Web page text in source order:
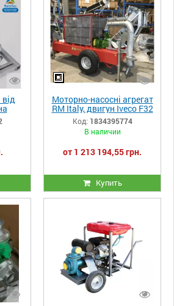
від
Моторно-насосні агрегат
RM Italy, двигун Iveco F32
MNSX 01 і насоса Rovatti
F33 K100H/3 - 83 к.с.
(61kWt)
Код: 1834395774
В наличии
от 1 213 194,55 грн.
Купить